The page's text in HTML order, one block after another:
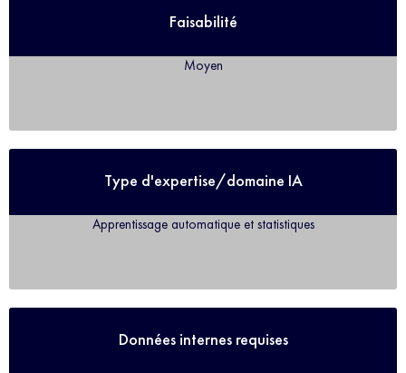
Faisabilité
Moyen
Type d'expertise/domaine IA
Apprentissage automatique et statistiques
Données internes requises